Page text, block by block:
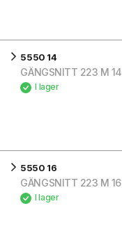
5550 14
GÄNGSNITT 223 M 14
I lager
5550 16
GÄNGSNITT 223 M 16
I lager